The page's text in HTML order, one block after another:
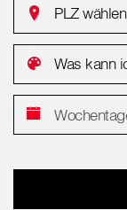
PLZ wählen
Was kann